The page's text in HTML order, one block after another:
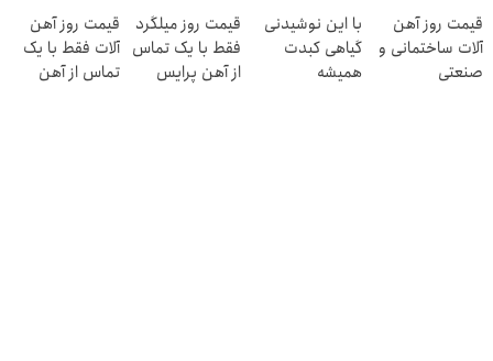
کنی! 👈🏻
پرسش‌نامه
قیمت روز آهن
آلات ساختمانی و
صنعتی
با این نوشیدنی
گیاهی کبدت
همیشه
قیمت روز میلگرد
فقط با یک تماس
از آهن پرایس
قیمت روز آهن
آلات فقط با یک
تماس از آهن